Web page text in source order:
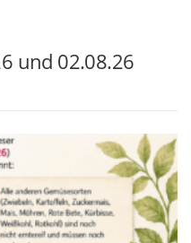
und 02.08.26